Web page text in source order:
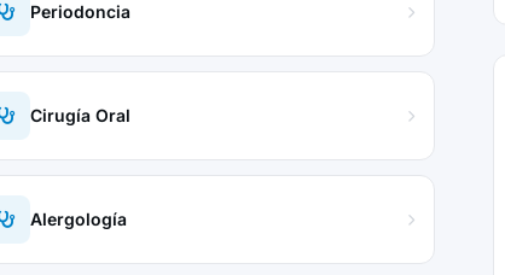
Periodoncia
Cirugía Oral
Alergología